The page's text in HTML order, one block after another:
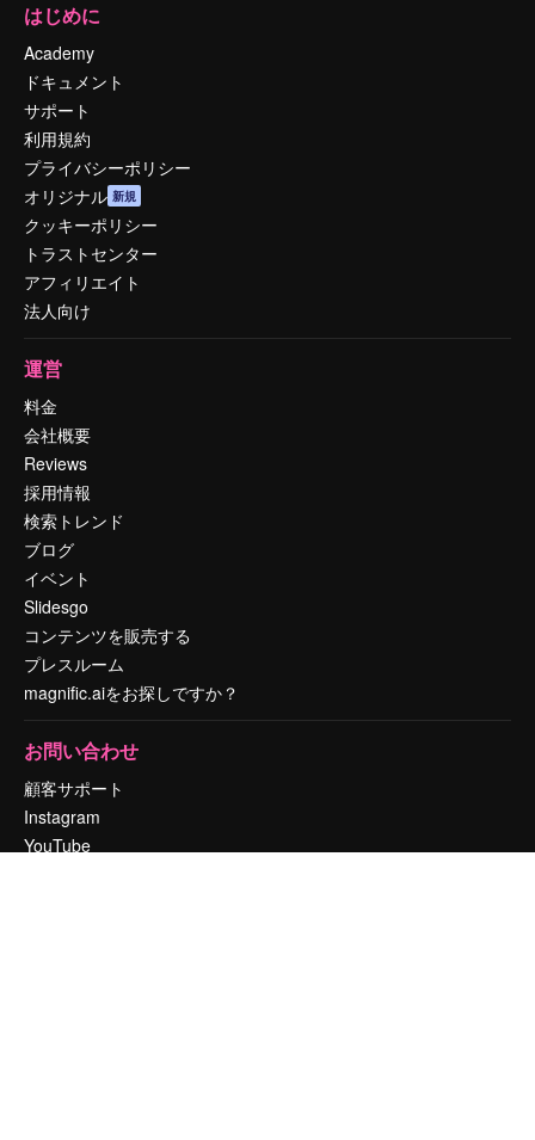
はじめに
Academy
ドキュメント
サポート
利用規約
プライバシーポリシー
オリジナル 新規
クッキーポリシー
トラストセンター
アフィリエイト
法人向け
運営
料金
会社概要
Reviews
採用情報
検索トレンド
ブログ
イベント
Slidesgo
コンテンツを販売する
プレスルーム
magnific.aiをお探しですか？
お問い合わせ
顧客サポート
Instagram
YouTube